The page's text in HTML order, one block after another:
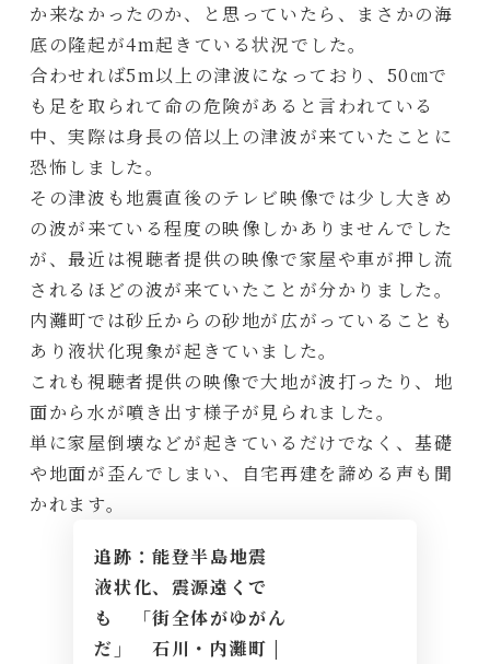
か来なかったのか、と思っていたら、まさかの海
底の隆起が4m起きている状況でした。
合わせれば5m以上の津波になっており、50㎝で
も足を取られて命の危険があると言われている
中、実際は身長の倍以上の津波が来ていたことに
恐怖しました。
その津波も地震直後のテレビ映像では少し大きめ
の波が来ている程度の映像しかありませんでした
が、最近は視聴者提供の映像で家屋や車が押し流
されるほどの波が来ていたことが分かりました。
内灘町では砂丘からの砂地が広がっていることも
あり液状化現象が起きていました。
これも視聴者提供の映像で大地が波打ったり、地
面から水が噴き出す様子が見られました。
単に家屋倒壊などが起きているだけでなく、基礎
や地面が歪んでしまい、自宅再建を諦める声も聞
かれます。
追跡：能登半島地震
液状化、震源遠くで
も 「街全体がゆがん
だ」 石川・内灘町 |